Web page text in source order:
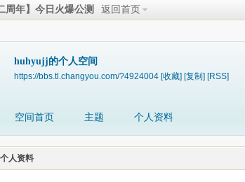
周年】今日火爆公测 返回首页
huhyujj的个人空间
https://bbs.tl.changyou.com/?4924004 [收藏] [复制] [RSS]
空间首页 主题 个人资料
个人资料